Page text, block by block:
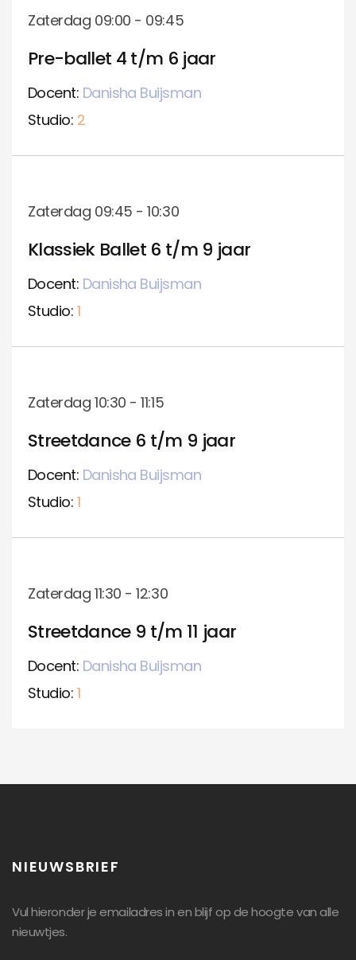
Zaterdag 09:00 - 09:45
Pre-ballet 4 t/m 6 jaar
Docent: Danisha Buijsman
Studio: 2
Zaterdag 09:45 - 10:30
Klassiek Ballet 6 t/m 9 jaar
Docent: Danisha Buijsman
Studio: 1
Zaterdag 10:30 - 11:15
Streetdance 6 t/m 9 jaar
Docent: Danisha Buijsman
Studio: 1
Zaterdag 11:30 - 12:30
Streetdance 9 t/m 11 jaar
Docent: Danisha Buijsman
Studio: 1
NIEUWSBRIEF
Vul hieronder je emailadres in en blijf op de hoogte van alle
nieuwtjes.